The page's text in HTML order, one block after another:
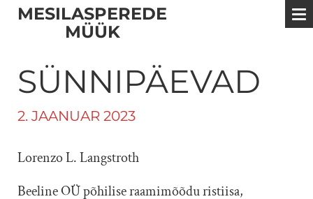
MESILASPEREDE
MÜÜK
SÜNNIPÄEVAD
2. JAANUAR 2023
Lorenzo L. Langstroth
Beeline OÜ põhilise raamimõõdu ristiisa,